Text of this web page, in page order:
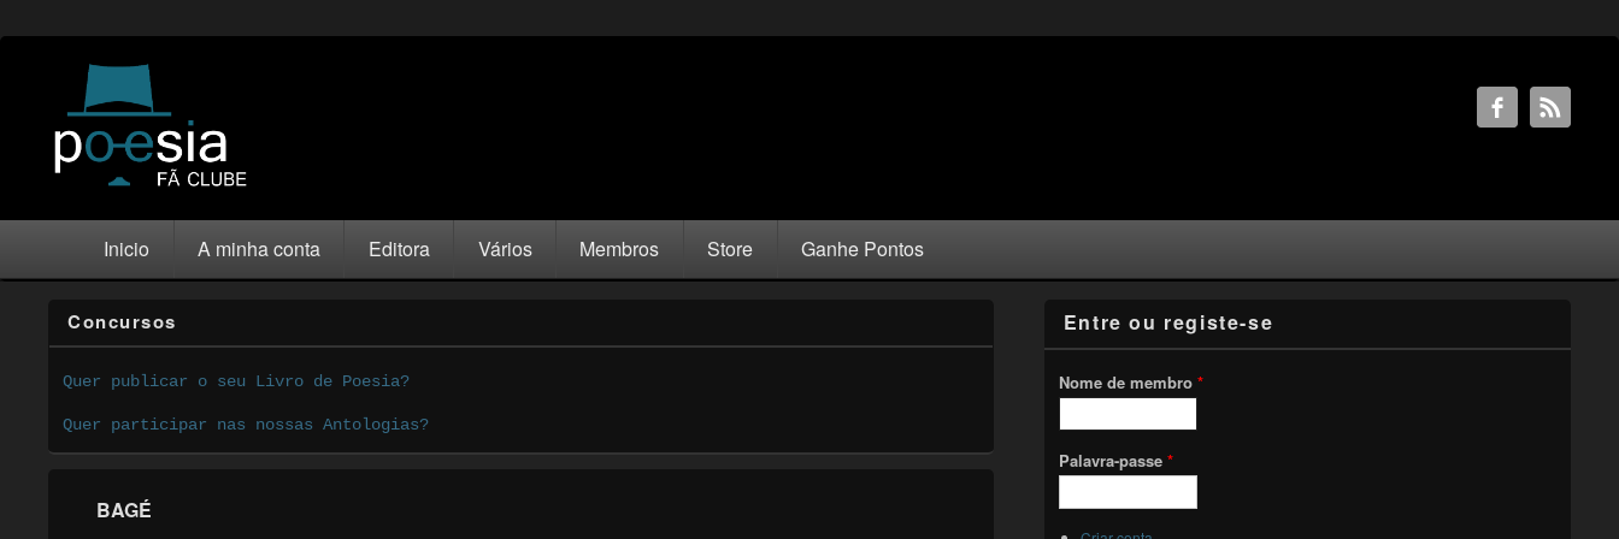
Inicio A minha conta Editora Vários Membros Store Ganhe Pontos
Concursos
Quer publicar o seu Livro de Poesia?
Quer participar nas nossas Antologias?
BAGÉ
Entre ou registe-se
Nome de membro *
Palavra-passe *